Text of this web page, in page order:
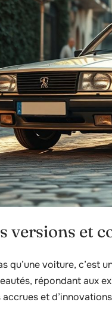
versions et
qu’une voiture, c’est
répondant aux
et